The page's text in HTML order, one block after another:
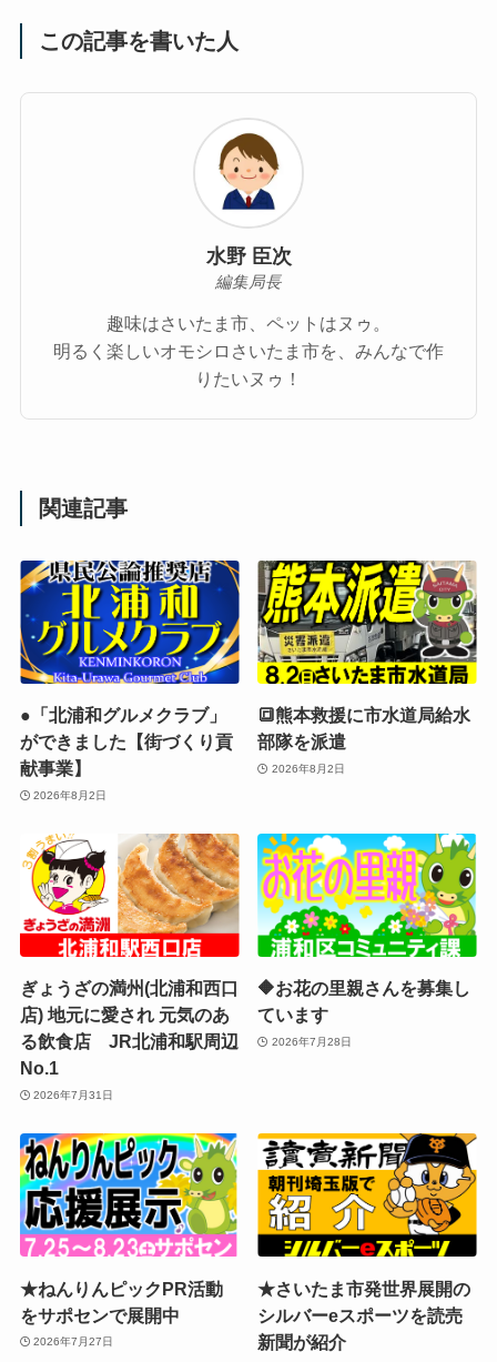
この記事を書いた人
水野 臣次
編集局長
趣味はさいたま市、ペットはヌゥ。
明るく楽しいオモシロさいたま市を、みんなで作
りたいヌゥ！
関連記事
●「北浦和グルメクラブ」
ができました【街づくり貢
献事業】
2026年8月2日
🔳熊本救援に市水道局給水
部隊を派遣
2026年8月2日
ぎょうざの満州(北浦和西口
店) 地元に愛され 元気のあ
る飲食店 JR北浦和駅周辺
No.1
2026年7月31日
🔶お花の里親さんを募集し
ています
2026年7月28日
★ねんりんピックPR活動
をサポセンで展開中
2026年7月27日
★さいたま市発世界展開の
シルバーeスポーツを読売
新聞が紹介